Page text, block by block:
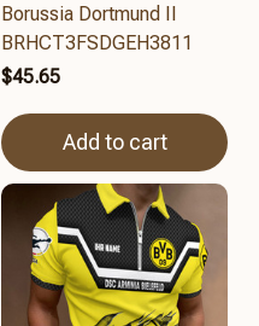
Borussia Dortmund II
BRHCT3FSDGEH3811
$45.65
Add to cart